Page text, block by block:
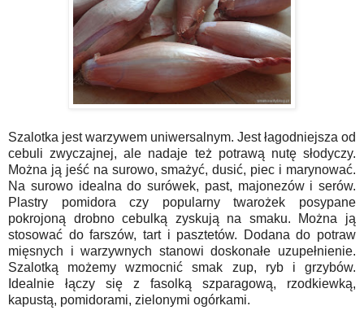
Szalotka jest warzywem uniwersalnym. Jest łagodniejsza od
cebuli zwyczajnej, ale nadaje też potrawą nutę słodyczy.
Można ją jeść na surowo, smażyć, dusić, piec i marynować.
Na surowo idealna do surówek, past, majonezów i serów.
Plastry pomidora czy popularny twarożek posypane
pokrojoną drobno cebulką zyskują na smaku. Można ją
stosować do farszów, tart i pasztetów. Dodana do potraw
mięsnych i warzywnych stanowi doskonałe uzupełnienie.
Szalotką możemy wzmocnić smak zup, ryb i grzybów.
Idealnie łączy się z fasolką szparagową, rzodkiewką,
kapustą, pomidorami, zielonymi ogórkami.